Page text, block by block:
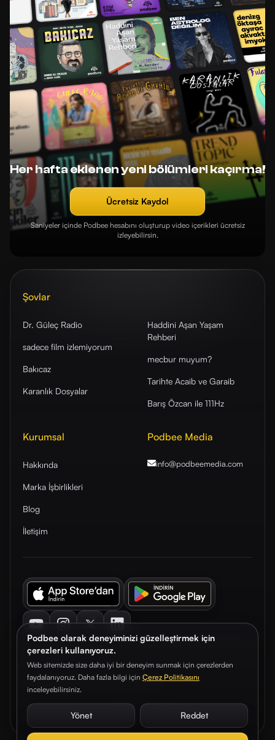
Podbee olarak deneyiminizi güzelleştirmek için
çerezleri kullanıyoruz.
Web sitemizde size daha iyi bir deneyim sunmak için çerezlerden
faydalanıyoruz. Daha fazla bilgi için Çerez Politikasını
inceleyebilirsiniz.
Yönet Reddet
Her hafta eklenen yeni bölümleri kaçırma!
Ücretsiz Kaydol
Saniyeler içinde Podbee hesabını oluşturup video içerikleri ücretsiz
izleyebilirsin.
Şovlar
Dr. Güleç Radio
sadece film izlemiyorum
Bakıcaz
Karanlık Dosyalar
Haddini Aşan Yaşam
Rehberi
mecbur muyum?
Tarihte Acaib ve Garaib
Barış Özcan ile 111Hz
Kurumsal
Hakkında
Marka İşbirlikleri
Blog
İletişim
Podbee Media
info@podbeemedia.com
© 2026. Podbee Media. Tüm hakları saklıdır.
Çerez TercihleriAydınlatma Metni Gizlilik Sözleşmesi